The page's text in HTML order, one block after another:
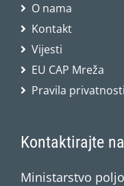
O nama
Kontakt
Vijesti
EU CAP Mreža
Pravila privatnosti
Kontaktirajte
Ministarstvo